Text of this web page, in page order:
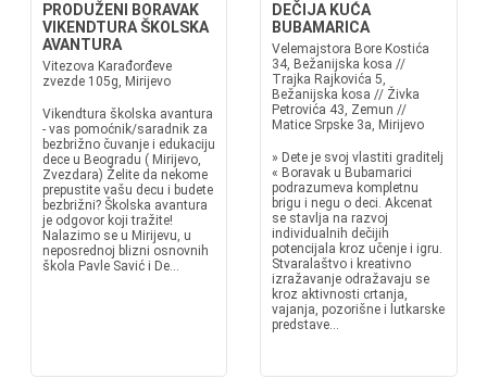
PRODUŽENI BORAVAK
VIKENDTURA ŠKOLSKA
AVANTURA
Vitezova Karađorđeve
zvezde 105g, Mirijevo
Vikendtura školska avantura
- vas pomoćnik/saradnik za
bezbrižno čuvanje i edukaciju
dece u Beogradu ( Mirijevo,
Zvezdara) Želite da nekome
prepustite vašu decu i budete
bezbrižni? Školska avantura
je odgovor koji tražite!
Nalazimo se u Mirijevu, u
neposrednoj blizni osnovnih
škola Pavle Savić i De...
DEČIJA KUĆA
BUBAMARICA
Velemajstora Bore Kostića
34, Bežanijska kosa //
Trajka Rajkovića 5,
Bežanijska kosa // Živka
Petrovića 43, Zemun //
Matice Srpske 3a, Mirijevo
» Dete je svoj vlastiti graditelj
« Boravak u Bubamarici
podrazumeva kompletnu
brigu i negu o deci. Akcenat
se stavlja na razvoj
individualnih dečijih
potencijala kroz učenje i igru.
Stvaralaštvo i kreativno
izražavanje odražavaju se
kroz aktivnosti crtanja,
vajanja, pozorišne i lutkarske
predstave...